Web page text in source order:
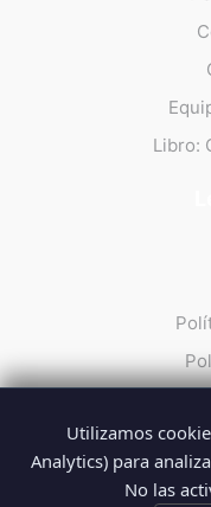
Libro:
© 2026 Summarios ·
Utilizamos
Analytics) para
No las